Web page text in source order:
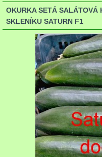
OKURKA SETÁ SALÁTOVÁ
SKLENÍKU SATURN F1